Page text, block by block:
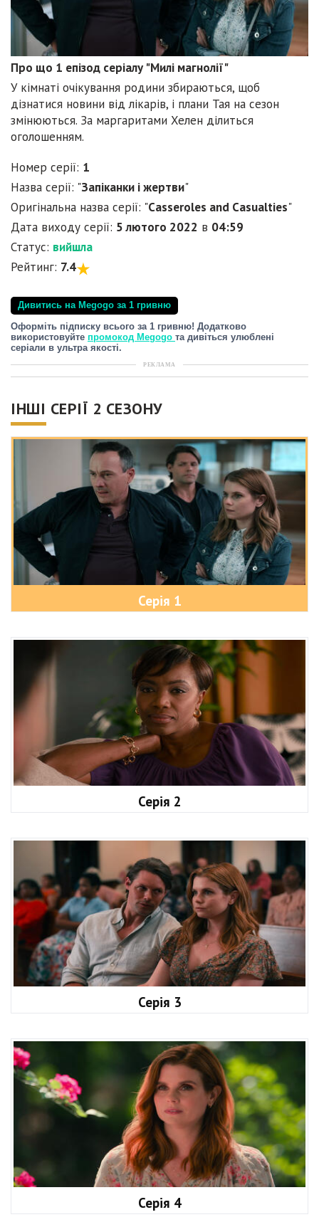
Про що 1 епізод серіалу "Милі магнолії"
У кімнаті очікування родини збираються, щоб
дізнатися новини від лікарів, і плани Тая на сезон
змінюються. За маргаритами Хелен ділиться
оголошенням.
Номер серії: 1
Назва серії: "Запіканки і жертви"
Оригінальна назва серії: "Casseroles and Casualties"
Дата виходу серії: 5 лютого 2022 в 04:59
Статус: вийшла
Рейтинг: 7.4
Дивитись на Megogo за 1 гривню
Оформіть підписку всього за 1 гривню! Додатково
використовуйте промокод Megogo та дивіться улюблені
серіали в ультра якості.
РЕКЛАМА
ІНШІ СЕРІЇ 2 СЕЗОНУ
Серія 1
Серія 2
Серія 3
Серія 4